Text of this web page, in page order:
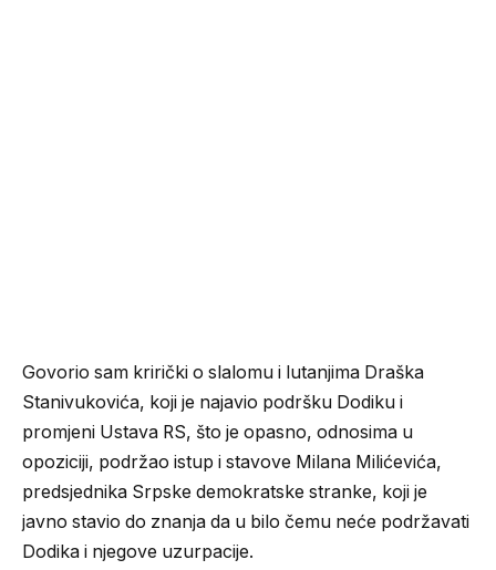
Govorio sam krirički o slalomu i lutanjima Draška
Stanivukovića, koji je najavio podršku Dodiku i
promjeni Ustava RS, što je opasno, odnosima u
opoziciji, podržao istup i stavove Milana Milićevića,
predsjednika Srpske demokratske stranke, koji je
javno stavio do znanja da u bilo čemu neće podržavati
Dodika i njegove uzurpacije.